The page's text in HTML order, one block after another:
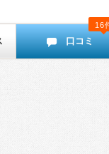
口コミ
16